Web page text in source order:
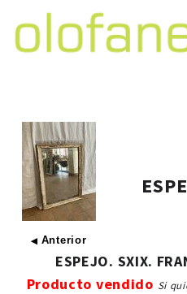
◀ Anterior
ESPEJO. SXIX.
Producto vendido Si